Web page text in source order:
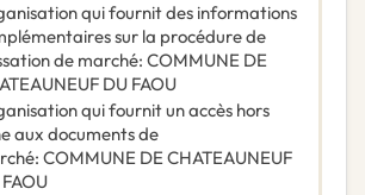
qui fournit des informations
sur la procédure de
de marché: COMMUNE DE
DU FAOU
qui fournit un accès hors
aux documents de
: COMMUNE DE CHATEAUNEUF